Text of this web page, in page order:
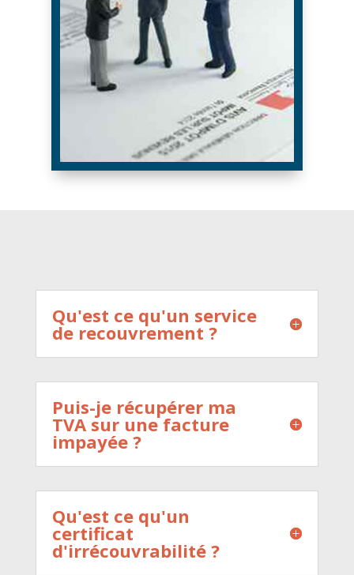
Qu'est ce qu'un service
de recouvrement ?
Puis-je récupérer ma
TVA sur une facture
impayée ?
Qu'est ce qu'un
certificat
d'irrécouvrabilité ?